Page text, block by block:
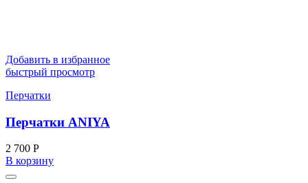
Добавить в избранное
быстрый просмотр
Перчатки
Перчатки ANIYA
2 700 Р
В корзину